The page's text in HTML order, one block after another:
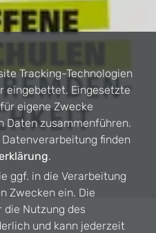
Tracking-Technologien
eingebettet. Eingesetzte
eigene Zwecke
Daten zusammenführen.
finden
.
ggf. in die Verarbeitung
Zwecken ein. Die
Nutzung des
und kann jederzeit